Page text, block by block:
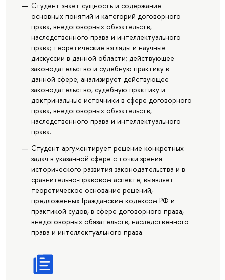
Студент знает сущность и содержание
основных понятий и категорий договорного
права, внедоговорных обязательств,
наследственного права и интеллектуального
права; теоретические взгляды и научные
дискуссии в данной области; действующее
законодательство и судебную практику в
данной сфере; анализирует действующее
законодательство, судебную практику и
доктринальные источники в сфере договорного
права, внедоговорных обязательств,
наследственного права и интеллектуального
права.
Студент аргументирует решение конкретных
задач в указанной сфере с точки зрения
исторического развития законодательства и в
сравнительно-правовом аспекте; выявляет
теоретическое основание решений,
предложенных Гражданским кодексом РФ и
практикой судов, в сфере договорного права,
внедоговорных обязательств, наследственного
права и интеллектуального права.